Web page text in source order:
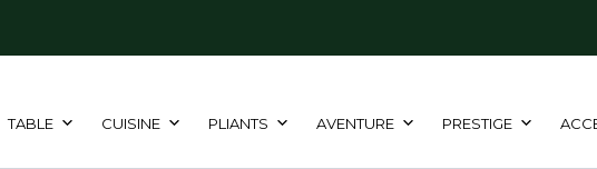
TABLE CUISINE PLIANTS AVENTURE PRESTIGE